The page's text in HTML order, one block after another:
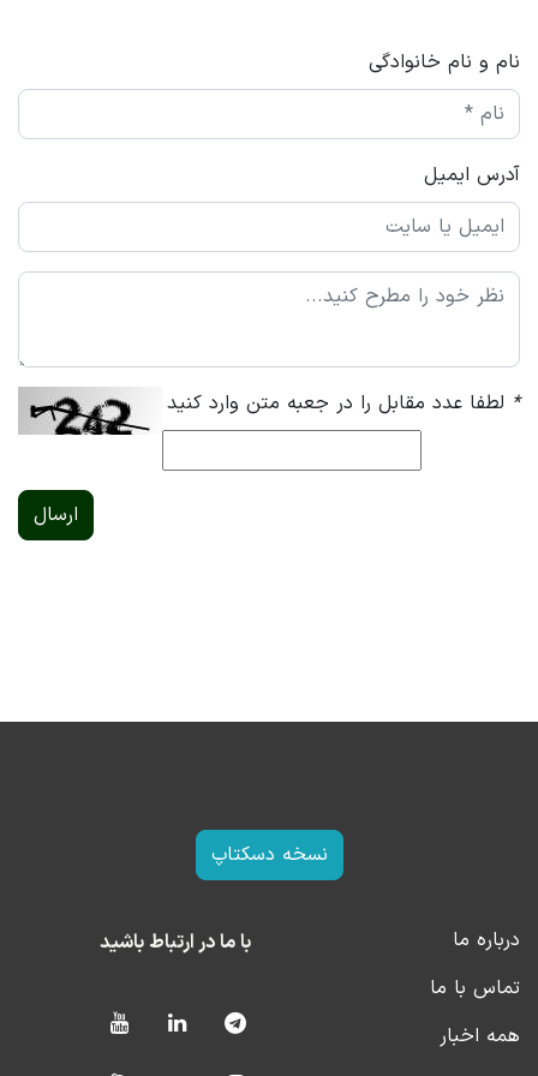
نام و نام خانوادگی
آدرس ایمیل
* لطفا عدد مقابل را در جعبه متن وارد کنید
ارسال
نسخه دسکتاپ
درباره ما
تماس با ما
همه اخبار
با ما در ارتباط باشید